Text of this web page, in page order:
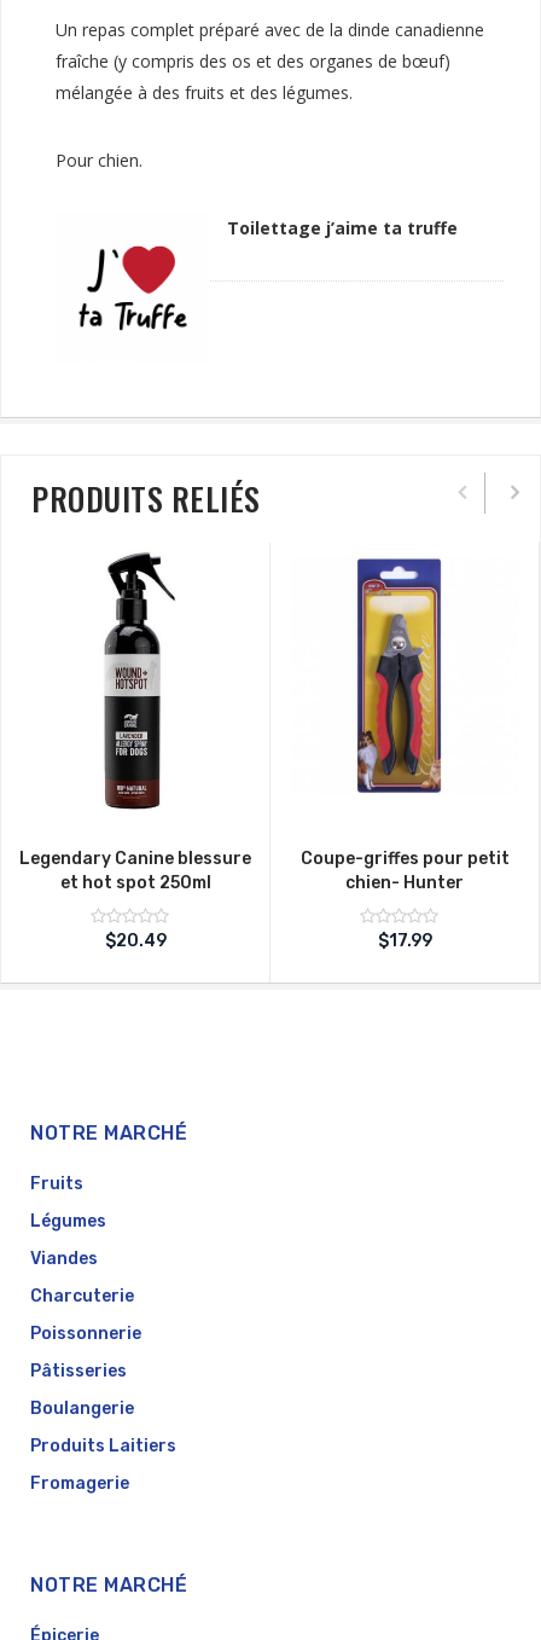
Un repas complet préparé avec de la dinde canadienne
fraîche (y compris des os et des organes de bœuf)
mélangée à des fruits et des légumes.
Pour chien.
Toilettage j’aime ta truffe
PRODUITS RELIÉS
Legendary Canine blessure
et hot spot 250ml
Note
sur
$20.49
Coupe-griffes pour petit
chien- Hunter
Note
sur
$17.99
NOTRE MARCHÉ
Fruits
Légumes
Viandes
Charcuterie
Poissonnerie
Pâtisseries
Boulangerie
Produits Laitiers
Fromagerie
NOTRE MARCHÉ
Épicerie